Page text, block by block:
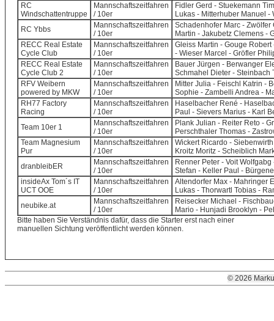
RC
Windschattentruppe
Mannschaftszeitfahren
/ 10er
Fidler Gerd - Stuekemann
Lukas - Mitterhuber Manuel
RC Ybbs
Mannschaftszeitfahren
/ 10er
Schadenhofer Marc -
Martin - Jakubetz Clemens -
RECC Real Estate
Cycle Club
Mannschaftszeitfahren
/ 10er
Gleiss Martin - Gouge
- Wieser Marcel - Gröfler
RECC Real Estate
Cycle Club 2
Mannschaftszeitfahren
/ 10er
Bauer Jürgen - Berwanger
Schmahel Dieter - Steinbach
RFV Weibern
powered by MKW
Mannschaftszeitfahren
/ 10er
Mitter Julia - Feischl Katrin -
Sophie - Zambelli Andrea -
RH77 Factory
Racing
Mannschaftszeitfahren
/ 10er
Haselbacher René -
Paul - Sievers Marius - Karl
Team 10er 1
Mannschaftszeitfahren
/ 10er
Plank Julian - Reiter Reto -
Perschthaler Thomas -
Team Magnesium
Pur
Mannschaftszeitfahren
/ 10er
Wickert Ricardo -
Kroitz Moritz - Scheiblich
dranbleibER
Mannschaftszeitfahren
/ 10er
Renner Peter - Voit
Stefan - Keller Paul -
insideAx Tom´s IT
UCT OOE
Mannschaftszeitfahren
/ 10er
Altendorfer Max - Mahringer
Lukas - Thorwartl Tobias -
neubike.at
Mannschaftszeitfahren
/ 10er
Reisecker Michael -
Mario - Hunjadi Brooklyn -
Bitte haben Sie Verständnis dafür, dass die Starter erst nach einer
manuellen Sichtung veröffentlicht werden können.
© 2026